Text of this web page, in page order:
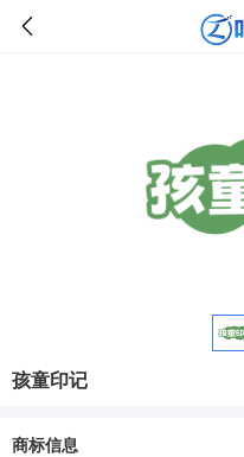
孩童印记
商标信息